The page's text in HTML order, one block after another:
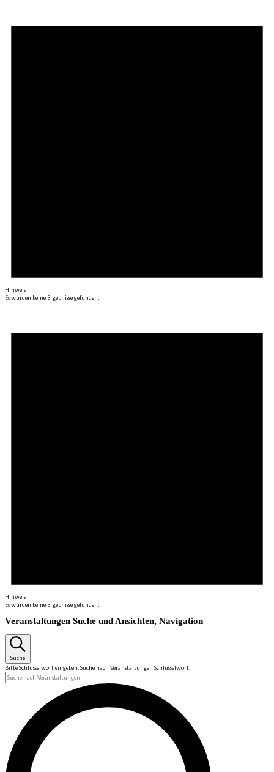
Hinweis
Es wurden keine Ergebnisse gefunden.
Hinweis
Es wurden keine Ergebnisse gefunden.
Veranstaltungen Suche und Ansichten, Navigation
Suche
Bitte Schlüsselwort eingeben. Suche nach Veranstaltungen Schlüsselwort.